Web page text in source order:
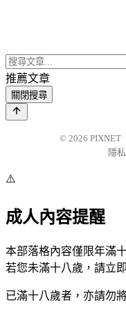
推薦文章
關閉搜尋
© 2026 PIXNET
隱
⚠️
成人內容提醒
本部落格內容僅限年滿
若您未滿十八歲，請立
已滿十八歲者，亦請勿